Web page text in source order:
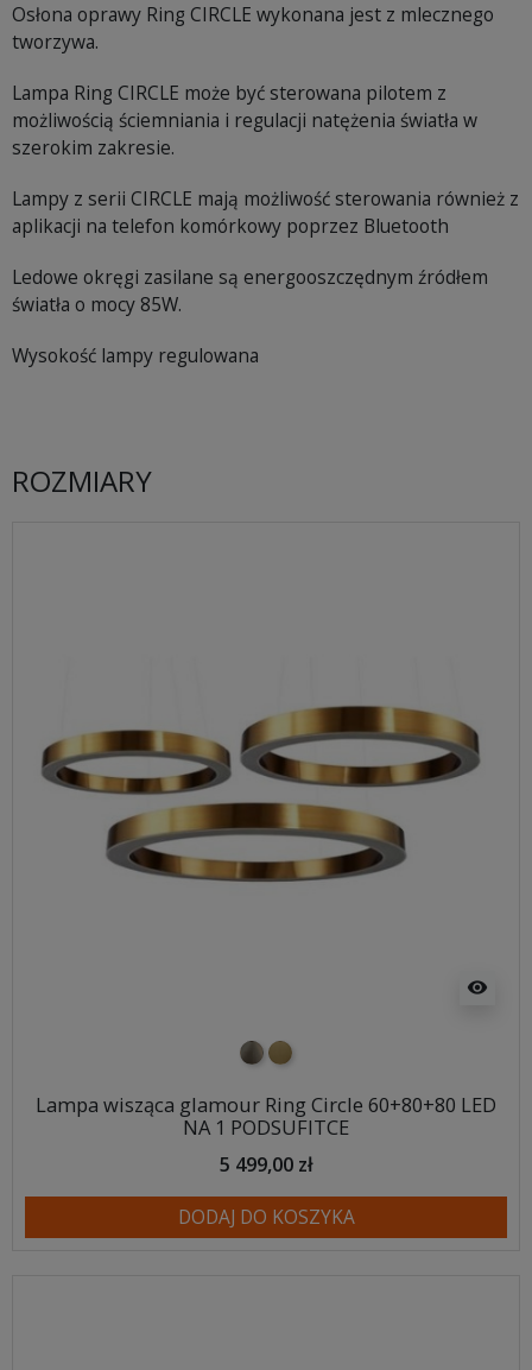
Osłona oprawy Ring CIRCLE wykonana jest z mlecznego
tworzywa.
Lampa Ring CIRCLE może być sterowana pilotem z
możliwością ściemniania i regulacji natężenia światła w
szerokim zakresie.
Lampy z serii CIRCLE mają możliwość sterowania również z
aplikacji na telefon komórkowy poprzez Bluetooth
Ledowe okręgi zasilane są energooszczędnym źródłem
światła o mocy 85W.
Wysokość lampy regulowana
ROZMIARY
visibility
nikiel szczotkowany
mosiądz szczotkowany
Lampa wisząca glamour Ring Circle 60+80+80 LED
NA 1 PODSUFITCE
5 499,00 zł
DODAJ DO KOSZYKA